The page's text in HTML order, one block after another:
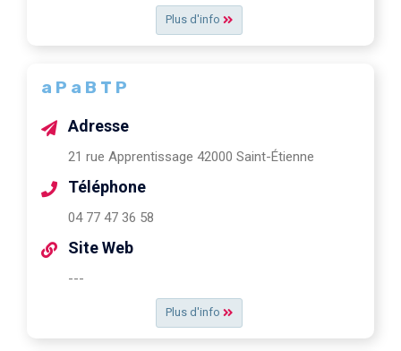
Plus d'info
a P a B T P
Plus d'info
Adresse
21 rue Apprentissage 42000 Saint-Étienne
Téléphone
04 77 47 36 58
Site Web
---